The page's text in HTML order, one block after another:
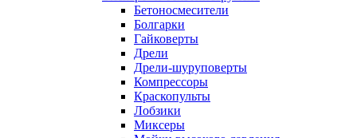
Бетоносмесители
Болгарки
Гайковерты
Дрели
Дрели-шуруповерты
Компрессоры
Краскопульты
Лобзики
Миксеры